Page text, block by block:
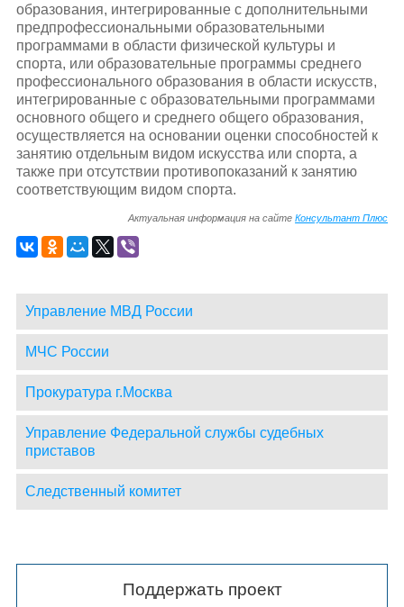
образования, интегрированные с дополнительными
предпрофессиональными образовательными
программами в области физической культуры и
спорта, или образовательные программы среднего
профессионального образования в области искусств,
интегрированные с образовательными программами
основного общего и среднего общего образования,
осуществляется на основании оценки способностей к
занятию отдельным видом искусства или спорта, а
также при отсутствии противопоказаний к занятию
соответствующим видом спорта.
Актуальная информация на сайтеКонсультант Плюс
Управление МВД России
МЧС России
Прокуратура г.Москва
Управление Федеральной службы судебных
приставов
Следственный комитет
Поддержать проект